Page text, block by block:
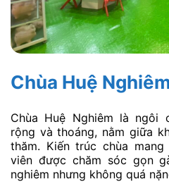
Chùa Huệ
Chùa Huệ Nghiêm là ngôi
rộng và thoáng, nằm giữa
thăm. Kiến trúc chùa
viên được chăm sóc gọn
nghiêm nhưng không quá